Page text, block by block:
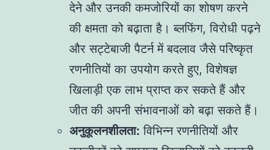
देने और उनकी कमजोरियों का शोषण करने
की क्षमता को बढ़ाता है। ब्लफिंग, विरोधी पढ़ने
और सट्टेबाजी पैटर्न में बदलाव जैसे परिष्कृत
रणनीतियों का उपयोग करते हुए, विशेषज्ञ
खिलाड़ी एक लाभ प्राप्त कर सकते हैं और
जीत की अपनी संभावनाओं को बढ़ा सकते हैं।
अनुकूलनशीलता: विभिन्न रणनीतियों और